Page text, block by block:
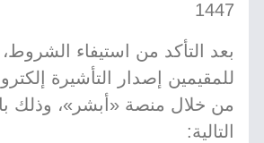
1447
بعد التأكد من استيفاء
للمقيمين إصدار التأشيرة
من خلال منصة «أبشر»، وذلك
التالية: